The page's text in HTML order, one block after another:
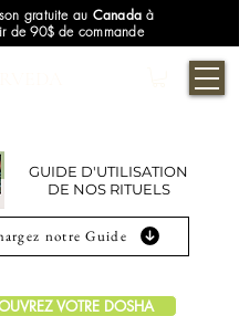
gratuite au Canada à
de 90$ de commande
GUIDE D'UTILISATION
DE NOS RITUELS
notre Guide
VOTRE DOSHA